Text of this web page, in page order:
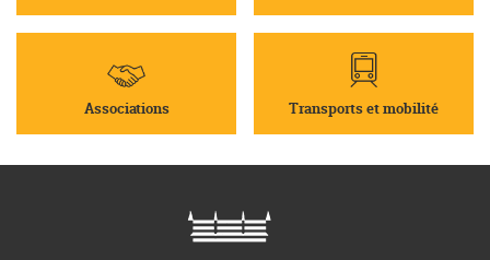
Associations Transports et mobilité